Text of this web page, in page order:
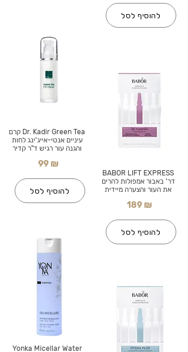
Dr. Kadir Green Tea קרם
עיניים אנטי-אייג'ינג לחות
והגנה עור רגיש ד"ר קדיר
99 ₪
להוסיף לסל
Yonka Micellar Water
להוסיף לסל
BABOR LIFT EXPRESS
דר' באבור אמפולות להרים
את העור והצערה מיידית
189 ₪
להוסיף לסל